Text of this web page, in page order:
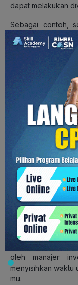
dapat melakukan
Sebagai contoh,
dapat memiliki
untuk memiliki
Namun, dengan
jumlah yang
baik untuk
artinya investasi
seperti deposito,
2. Tidak
Melalui
malakukan
investasi juga
memliki nilai baik
semua pemodal
cukup untuk masuk
3. Efisiensi
Berinvestasi
oleh manajer
menyisihkan waktu
mu.